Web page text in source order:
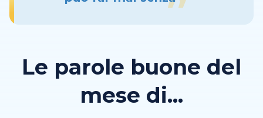
Le parole buone del
mese di...